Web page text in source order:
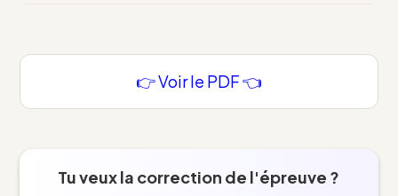
👉 Voir le PDF 👈
Tu veux la correction de l'épreuve ?